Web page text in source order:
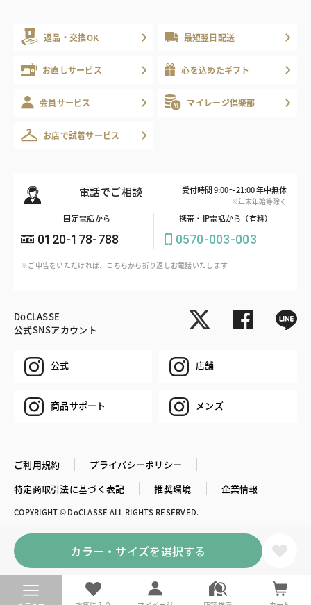
カラー・サイズを選択する
返品・交換OK 最短翌日配送
お直しサービス 心を込めたギフト
会員サービス マイレージ倶楽部
お店で試着サービス
電話でご相談 受付時間 9:00～21:00 年中無休
※年末年始等除く
固定電話から
0120-178-788
携帯・IP電話から（有料）
0570-003-003
※ご申告をいただければ、こちらから折り返しお電話いたします
DoCLASSE
公式SNSアカウント
公式 店舗
商品サポート メンズ
ご利用規約
プライバシーポリシー
特定商取引法に基づく表記
推奨環境 企業情報
COPYRIGHT © DoCLASSE ALL RIGHTS RESERVED.